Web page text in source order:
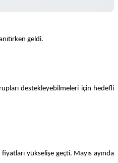
geldi.
destekleyebilmeleri için hedefli
yükselişe geçti. Mayıs ayında